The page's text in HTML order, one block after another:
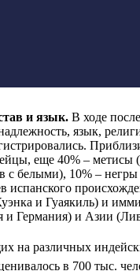
и язык. В ходе
язык,
еще 40% –
с белыми), 10% –
испанского
и Гуаякиль) и
и Германия) и Азии
на различных
в 700 тыс.